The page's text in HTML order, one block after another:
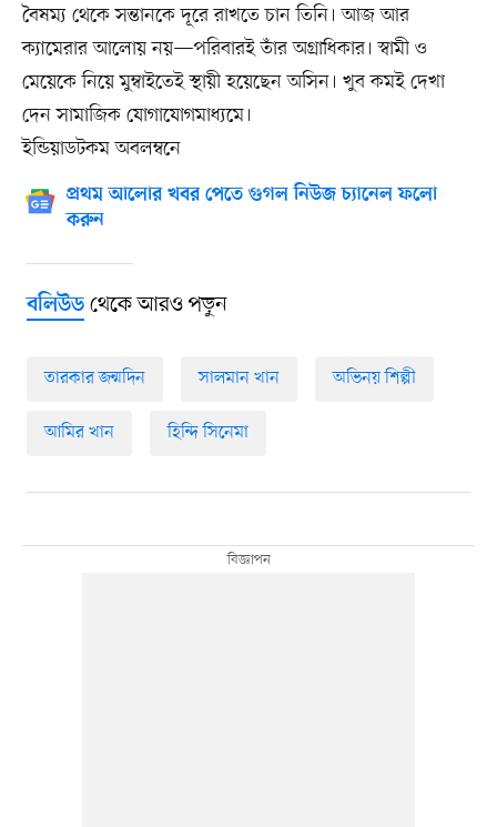
বৈষম্য থেকে সন্তানকে দূরে রাখতে চান তিনি। আজ আর
ক্যামেরার আলোয় নয়—পরিবারই তাঁর অগ্রাধিকার। স্বামী ও
মেয়েকে নিয়ে মুম্বাইতেই স্থায়ী হয়েছেন অসিন। খুব কমই দেখা
দেন সামাজিক যোগাযোগমাধ্যমে।
ইন্ডিয়াডটকম অবলম্বনে
প্রথম আলোর খবর পেতে গুগল নিউজ চ্যানেল ফলো
করুন
বলিউডথেকে আরও পড়ুন
তারকার জন্মদিন সালমান খান অভিনয় শিল্পী
আমির খান হিন্দি সিনেমা